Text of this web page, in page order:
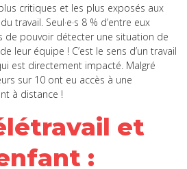
critiques et les plus exposés aux
travail. Seul·e·s 8 % d’entre eux
de pouvoir détecter une situation de
leur équipe ! C’est le sens d’un travail
est directement impacté. Malgré
sur 10 ont eu accès à une
à distance !
et
: